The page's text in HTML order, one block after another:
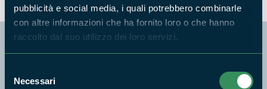
pubblicità e social media, i quali potrebbero combinarle
con altre informazioni che ha fornito loro o che hanno
raccolto dal suo utilizzo dei loro servizi.
delNecessari
Segui i nostri social ufficiali